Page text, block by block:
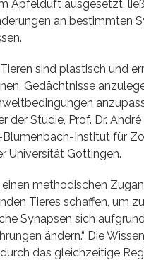
Apfelduft ausgesetzt,
an bestimmten
sind plastisch und
Gedächtnisse
der Studie, Prof. Dr.
Blumenbach-Institut für
Universität Göttingen.
einen methodischen
Tieres schaffen, um zu
Synapsen sich
ändern.“ Die
das gleichzeitige